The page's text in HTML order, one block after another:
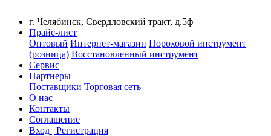
г. Челябинск, Свердловский тракт, д.5ф
Прайс-лист
Оптовый Интернет-магазин Пороховой инструмент
(розница) Восстановленный инструмент
Сервис
Партнеры
Поставщики Торговая сеть
О нас
Контакты
Соглашение
Вход | Регистрация